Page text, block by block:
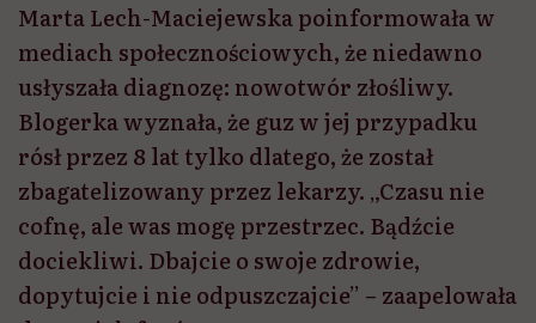
Marta Lech-Maciejewska poinformowała w
mediach społecznościowych, że niedawno
usłyszała diagnozę: nowotwór złośliwy.
Blogerka wyznała, że guz w jej przypadku
rósł przez 8 lat tylko dlatego, że został
zbagatelizowany przez lekarzy. „Czasu nie
cofnę, ale was mogę przestrzec. Bądźcie
dociekliwi. Dbajcie o swoje zdrowie,
dopytujcie i nie odpuszczajcie” – zaapelowała